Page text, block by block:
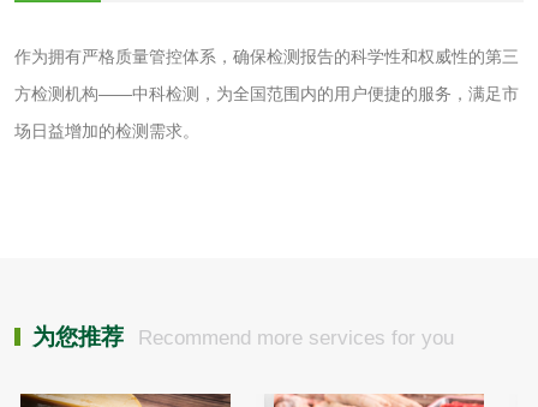
作为拥有严格质量管控体系，确保检测报告的科学性和权威性的第三
方检测机构——中科检测，为全国范围内的用户便捷的服务，满足市
场日益增加的检测需求。
为您推荐 Recommend more services for you
食品接触材料检测 奶嘴检测
食品包装材料检测
文体用品
学生用品检测 文具检测